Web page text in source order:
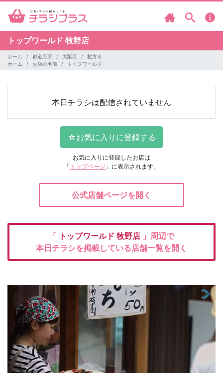
トップワールド 牧野店
ホーム 都道府県 大阪府
枚方市
ホーム
お店の名前 トップワールド
本日チラシは配信されていません
お気に入りに登録したお店は
「 トップページ 」に表示されます。
公式店舗ページを開く
「 トップワールド 牧野店 」周辺で
本日チラシを掲載している店舗一覧を開く